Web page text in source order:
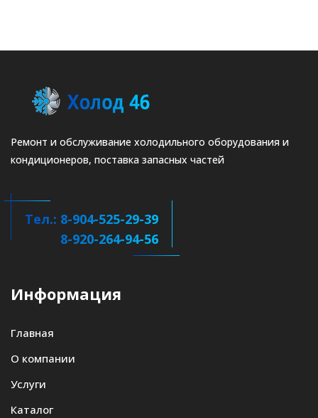
Ремонт и обслуживание холодильного оборудования и
кондиционеров, поставка запасных частей
Тел.: 8-904-525-29-39
8-920-264-94-56
Информация
Главная
О компании
Услуги
Каталог